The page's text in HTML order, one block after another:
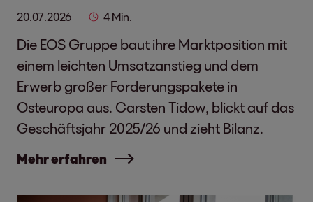
20.07.2026 4 Min.
Die EOS Gruppe baut ihre Marktposition mit
einem leichten Umsatzanstieg und dem
Erwerb großer Forderungspakete in
Osteuropa aus. Carsten Tidow, blickt auf das
Geschäftsjahr 2025/26 und zieht Bilanz.
Mehr erfahren